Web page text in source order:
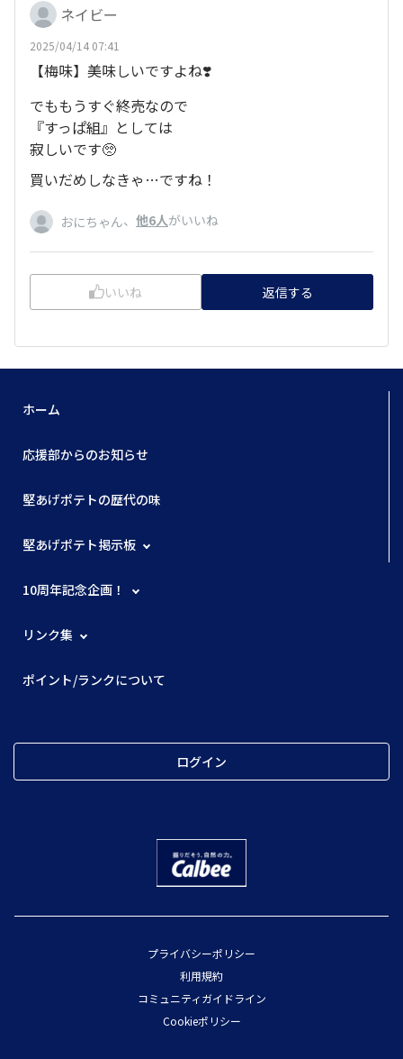
ネイビー
2025/04/14 07:41
【梅味】美味しいですよね❣️
でももうすぐ終売なので
『すっぱ組』としては
寂しいです🥺
買いだめしなきゃ…ですね！
おにちゃん、 他6人がいいね
いいね 返信する
ホーム
応援部からのお知らせ
堅あげポテトの歴代の味
堅あげポテト掲示板
10周年記念企画！
リンク集
ポイント/ランクについて
ログイン
プライバシーポリシー
利用規約
コミュニティガイドライン
Cookieポリシー